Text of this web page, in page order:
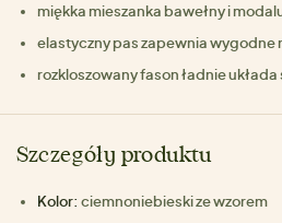
miękka mieszanka bawełny i
elastyczny pas zapewnia wygodne
rozkloszowany fason ładnie układa
Szczegóły produktu
Kolor: ciemnoniebieski ze wzorem